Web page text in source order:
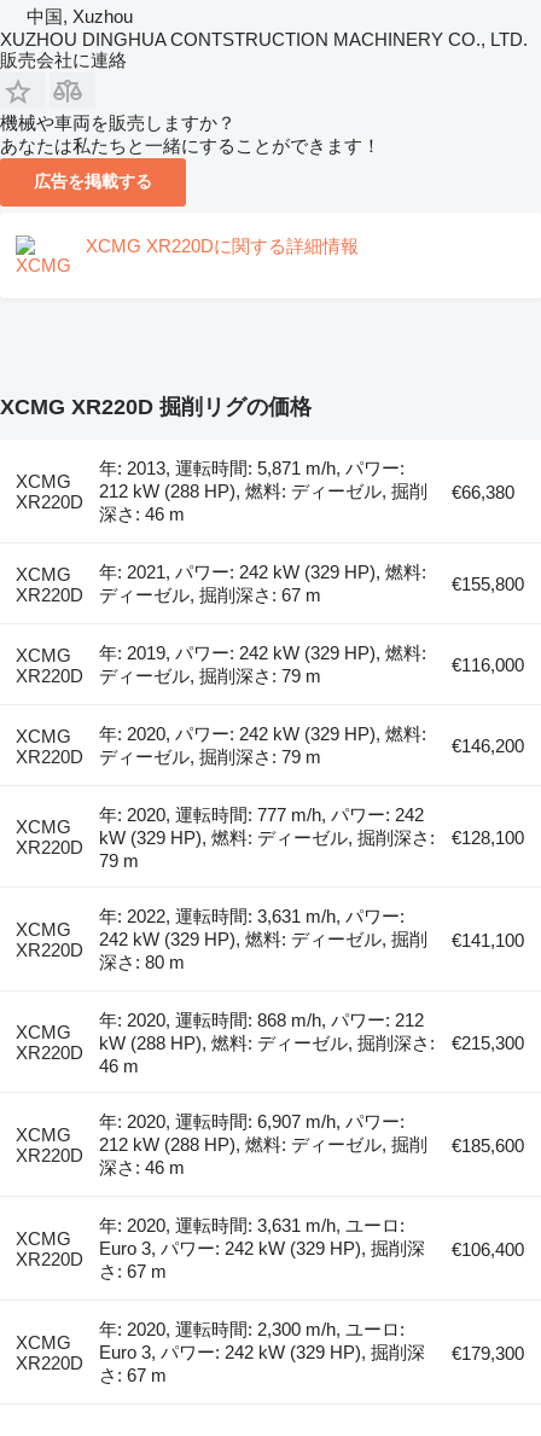
中国, Xuzhou
XUZHOU DINGHUA CONTSTRUCTION MACHINERY CO., LTD.
販売会社に連絡
機械や車両を販売しますか？
あなたは私たちと一緒にすることができます！
広告を掲載する
XCMG XR220Dに関する詳細情報
XCMG XR220D 掘削リグの価格
XCMG
XR220D
年: 2013, 運転時間: 5,871 m/h, パワー:
212 kW (288 HP), 燃料: ディーゼル, 掘削
深さ: 46 m
€66,380
XCMG
XR220D
年: 2021, パワー: 242 kW (329 HP), 燃料:
ディーゼル, 掘削深さ: 67 m
€155,800
XCMG
XR220D
年: 2019, パワー: 242 kW (329 HP), 燃料:
ディーゼル, 掘削深さ: 79 m
€116,000
XCMG
XR220D
年: 2020, パワー: 242 kW (329 HP), 燃料:
ディーゼル, 掘削深さ: 79 m
€146,200
XCMG
XR220D
年: 2020, 運転時間: 777 m/h, パワー: 242
kW (329 HP), 燃料: ディーゼル, 掘削深さ:
79 m
€128,100
XCMG
XR220D
年: 2022, 運転時間: 3,631 m/h, パワー:
242 kW (329 HP), 燃料: ディーゼル, 掘削
深さ: 80 m
€141,100
XCMG
XR220D
年: 2020, 運転時間: 868 m/h, パワー: 212
kW (288 HP), 燃料: ディーゼル, 掘削深さ:
46 m
€215,300
XCMG
XR220D
年: 2020, 運転時間: 6,907 m/h, パワー:
212 kW (288 HP), 燃料: ディーゼル, 掘削
深さ: 46 m
€185,600
XCMG
XR220D
年: 2020, 運転時間: 3,631 m/h, ユーロ:
Euro 3, パワー: 242 kW (329 HP), 掘削深
さ: 67 m
€106,400
XCMG
XR220D
年: 2020, 運転時間: 2,300 m/h, ユーロ:
Euro 3, パワー: 242 kW (329 HP), 掘削深
さ: 67 m
€179,300